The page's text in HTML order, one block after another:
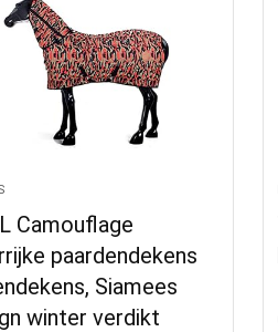
Camouflage
paardendekens
Siamees
winter verdikt